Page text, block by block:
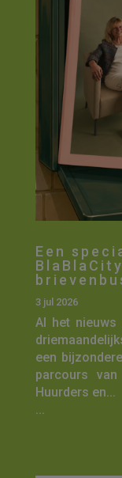
Een
3 jul 2026
Al het
een
parcours
Huurders en...
...